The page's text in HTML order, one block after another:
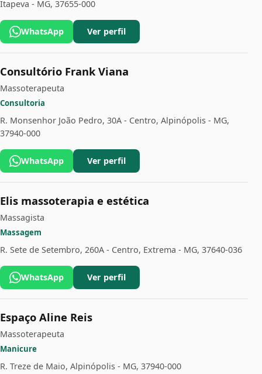
Itapeva - MG, 37655-000
WhatsApp Ver perfil
Consultório Frank Viana
Massoterapeuta
Consultoria
R. Monsenhor João Pedro, 30A - Centro, Alpinópolis - MG,
37940-000
WhatsApp Ver perfil
Elis massoterapia e estética
Massagista
Massagem
R. Sete de Setembro, 260A - Centro, Extrema - MG, 37640-036
WhatsApp Ver perfil
Espaço Aline Reis
Massoterapeuta
Manicure
R. Treze de Maio, Alpinópolis - MG, 37940-000